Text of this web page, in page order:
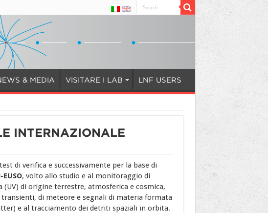
& MEDIA VISITARE I LAB LNF USERS
INTERNAZIONALE
di verifica e successivamente per la base di
EUSO, volto allo studio e al monitoraggio di
di origine terrestre, atmosferica e cosmica,
di meteore e segnali di materia formata
e al tracciamento dei detriti spaziali in orbita.